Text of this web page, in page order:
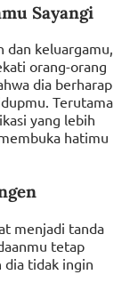
Sayangi
dan keluargamu,
orang-orang
dia berharap
Terutama
yang lebih
hatimu
menjadi tanda
tetap
tidak ingin